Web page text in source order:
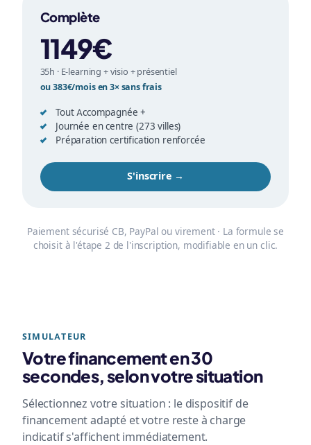
Complète
1149€
35h · E-learning + visio + présentiel
ou 383€/mois en 3× sans frais
Tout Accompagnée +
Journée en centre (273 villes)
Préparation certification renforcée
S'inscrire →
Paiement sécurisé CB, PayPal ou virement · La formule se
choisit à l'étape 2 de l'inscription, modifiable en un clic.
SIMULATEUR
Votre financement en 30
secondes, selon votre situation
Sélectionnez votre situation : le dispositif de
financement adapté et votre reste à charge
indicatif s'affichent immédiatement.